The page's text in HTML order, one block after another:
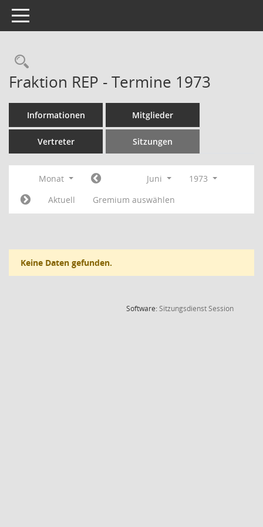
Toggle navigation
Rechercheauswahl
Fraktion REP - Termine 1973
Informationen Mitglieder
Vertreter Sitzungen
Monat Juni
1973
Aktuell
Gremium auswählen
Keine Daten gefunden.
Software:SitzungsdienstSession(Wird in